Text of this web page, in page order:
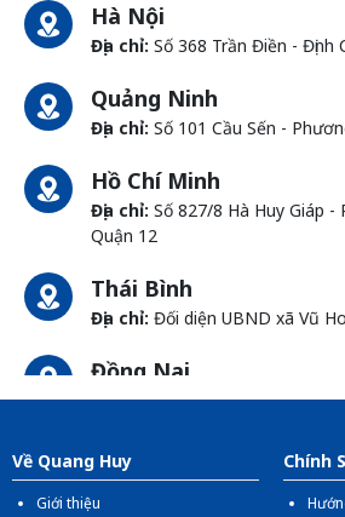
Hà Nội
Địa chỉ: Số 368 Trần Điền - Định
Quảng Ninh
Địa chỉ: Số 101 Cầu Sến -
Hồ Chí Minh
Địa chỉ: Số 827/8 Hà Huy Giáp -
Quận 12
Thái Bình
Địa chỉ: Đối diện UBND xã Vũ
Đồng Nai
Địa chỉ:1066- QL 51 Tổ 3 - Ấp
Về Quang Huy
Giới thiệu
Chính